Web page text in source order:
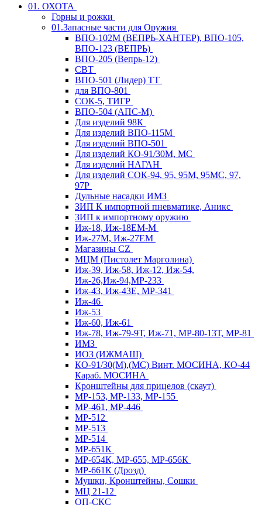
01. ОХОТА
Горны и рожки
01.Запасные части для Оружия
ВПО-102М (ВЕПРЬ-ХАНТЕР), ВПО-105,
ВПО-123 (ВЕПРЬ)
ВПО-205 (Вепрь-12)
СВТ
ВПО-501 (Лидер) ТТ
для ВПО-801
СОК-5, ТИГР
ВПО-504 (АПС-М)
Для изделий 98К
Для изделий ВПО-115М
Для изделий ВПО-501
Для изделий КО-91/30М, МС
Для изделий НАГАН
Для изделий СОК-94, 95, 95М, 95МС, 97,
97Р
Дульные насадки ИМЗ
ЗИП К импортной пневматике, Аникс
ЗИП к импортному оружию
Иж-18, Иж-18ЕМ-М
Иж-27М, Иж-27ЕМ
Магазины CZ
МЦМ (Пистолет Марголина)
Иж-39, Иж-58, Иж-12, Иж-54,
Иж-26,Иж-94,МР-233
Иж-43, Иж-43Е, МР-341
Иж-46
Иж-53
Иж-60, Иж-61
Иж-78, Иж-79-9Т, Иж-71, МР-80-13Т, МР-81
ИМЗ
ИОЗ (ИЖМАШ)
КО-91/30(М),(МС) Винт. МОСИНА, КО-44
Караб. МОСИНА
Кронштейны для прицелов (скаут)
МР-153, МР-133, МР-155
МР-461, МР-446
МР-512
МР-513
МР-514
МР-651К
МР-654К, МР-655, МР-656К
МР-661К (Дрозд)
Мушки, Кронштейны, Сошки
МЦ 21-12
ОП-СКС